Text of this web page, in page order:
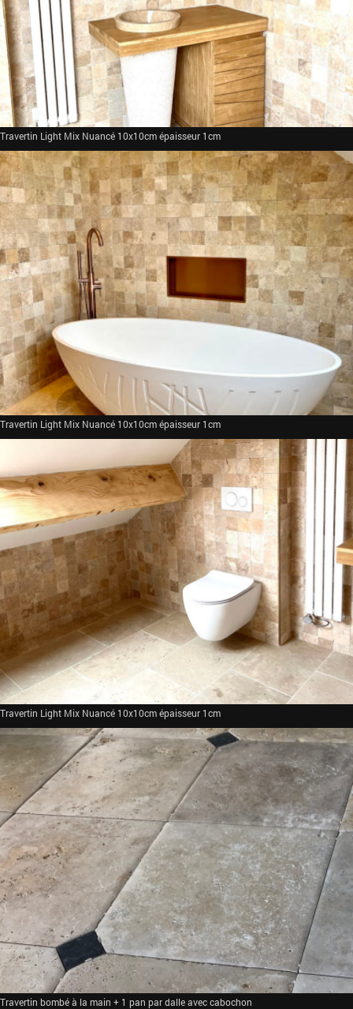
Travertin Light Mix Nuancé 10x10cm épaisseur 1cm
Travertin Light Mix Nuancé 10x10cm épaisseur 1cm
Travertin Light Mix Nuancé 10x10cm épaisseur 1cm
Travertin bombé à la main + 1 pan par dalle avec cabochon